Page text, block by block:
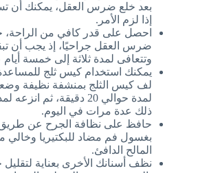
بعد خلع ضرس العقل، يمكنك أن
إذا لزم الأمر.
احصل على قدر كافي من
ضرس العقل جراحيًا، إذ يجب أن
وتتعافى لمدة ثلاثة إلى خمسة
يمكنك استخدام كيس ثلج
لف كيس الثلج بمنشفة نظيفة
ذلك عدة مرات في اليوم.
حافظ على نظافة الجرح عن
بغسول فم مضاد للبكتيريا وخالي
المالح الدافئ.
نظف أسنانك الأخرى بعناية لتقليل